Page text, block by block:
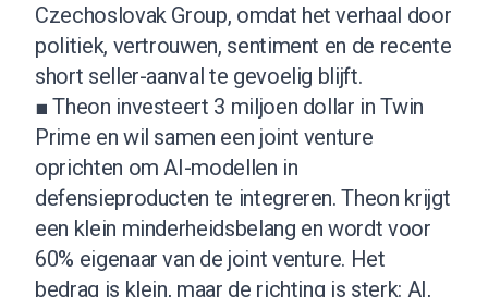
Czechoslovak Group, omdat het verhaal door
politiek, vertrouwen, sentiment en de recente
short seller-aanval te gevoelig blijft.
■ Theon investeert 3 miljoen dollar in Twin
Prime en wil samen een joint venture
oprichten om AI-modellen in
defensieproducten te integreren. Theon krijgt
een klein minderheidsbelang en wordt voor
60% eigenaar van de joint venture. Het
bedrag is klein, maar de richting is sterk: AI,